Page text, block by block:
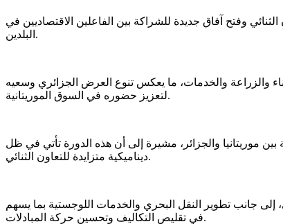
وفتح آفاق جديدة للشراكة بين الفاعلين الاقتصاديين في
البلدين.
والبناء والزراعة والخدمات، ما يعكس تنوع العرض الجزائري وسعيه
لتعزيز حضوره في السوق الموريتانية.
موريتانيا والجزائر، مشيرة إلى أن هذه الدورة تأتي في ظل
ديناميكية متزايدة للتعاون الثنائي.
إلى جانب تطوير النقل البحري والخدمات اللوجستية بما يسهم
في تقليص التكاليف وتحسين حركة المبادلات.